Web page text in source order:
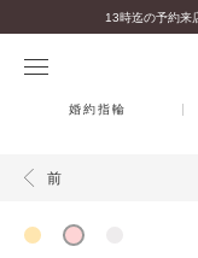
婚約指輪
前